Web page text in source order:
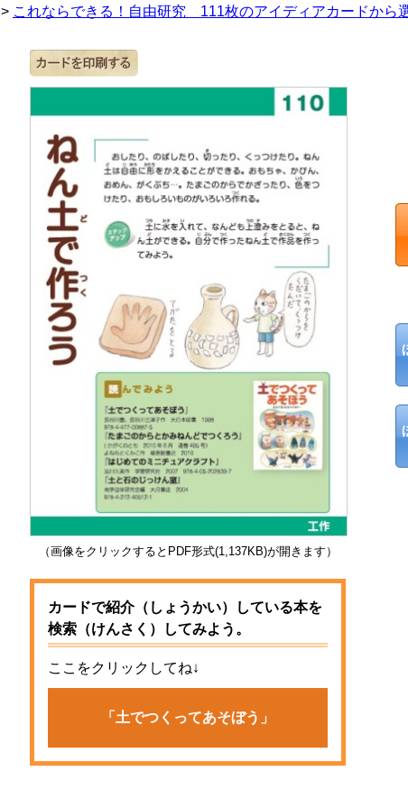
> これならできる！自由研究 111枚のアイディアカードから
（画像をクリックするとPDF形式(1,137KB)が開きます）
カードで紹介（しょうかい）している本を
検索（けんさく）してみよう。
ここをクリックしてね↓
「土でつくってあそぼう」